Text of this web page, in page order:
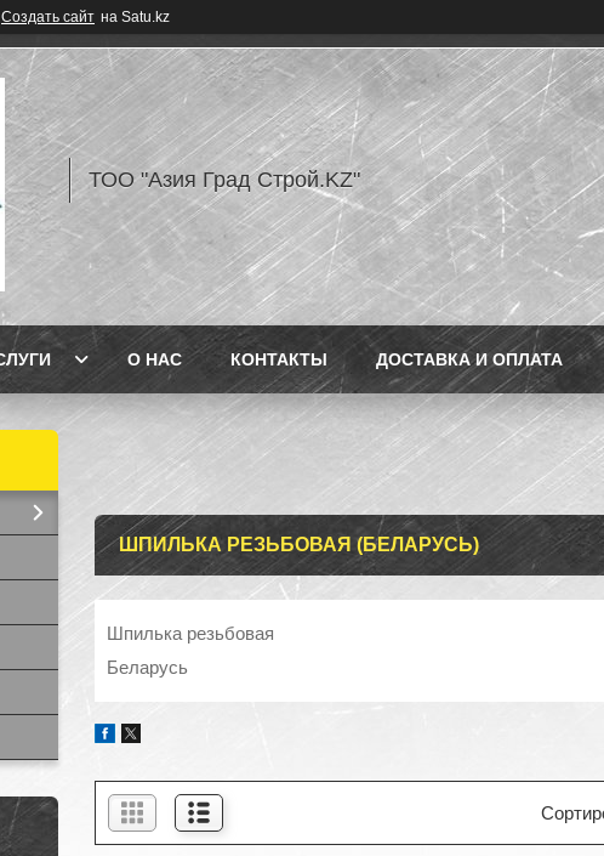
Создать сайт на Satu.kz
ТОО "Азия Град Строй.KZ"
О НАС КОНТАКТЫ ДОСТАВКА И ОПЛАТА
ШПИЛЬКА РЕЗЬБОВАЯ (БЕЛАРУСЬ)
Шпилька резьбовая
Беларусь